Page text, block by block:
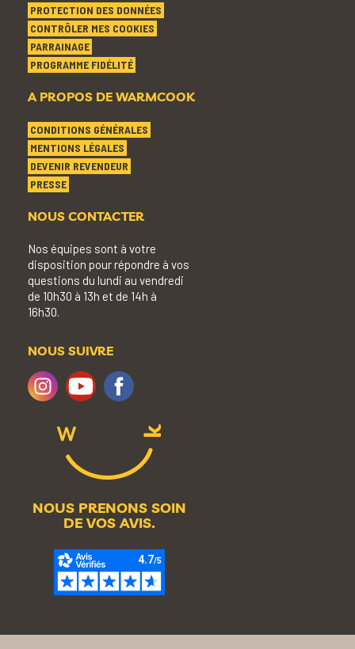
PROTECTION DES DONNÉES
CONTRÔLER MES COOKIES
PARRAINAGE
PROGRAMME FIDÉLITÉ
A PROPOS DE WARMCOOK
CONDITIONS GÉNÉRALES
MENTIONS LÉGALES
DEVENIR REVENDEUR
PRESSE
NOUS CONTACTER
Nos équipes sont à votre
disposition pour répondre à vos
questions du lundi au vendredi
de 10h30 à 13h et de 14h à
16h30.
NOUS SUIVRE
NOUS PRENONS SOIN
DE VOS AVIS.